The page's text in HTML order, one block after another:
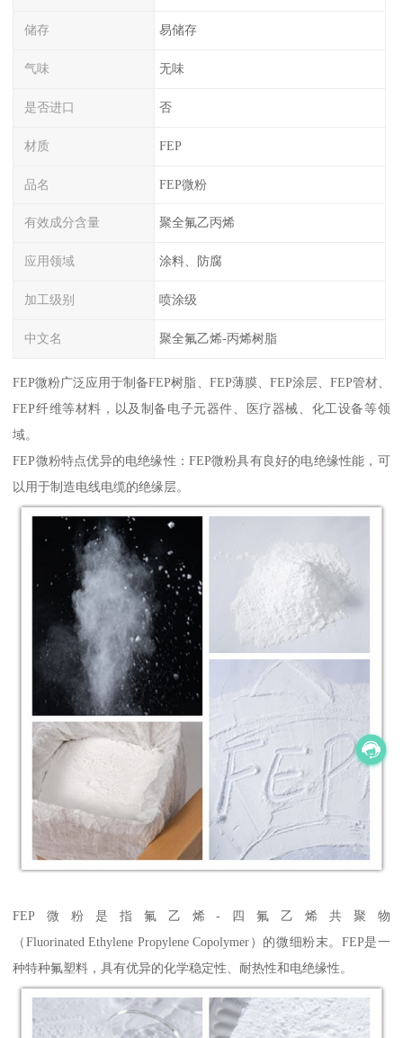
储存 易储存
气味 无味
是否进口 否
材质 FEP
品名 FEP微粉
有效成分含量 聚全氟乙丙烯
应用领域 涂料、防腐
加工级别 喷涂级
中文名 聚全氟乙烯-丙烯树脂
FEP微粉广泛应用于制备FEP树脂、FEP薄膜、FEP涂层、FEP管材、
FEP纤维等材料，以及制备电子元器件、医疗器械、化工设备等领
域。
FEP微粉特点优异的电绝缘性：FEP微粉具有良好的电绝缘性能，可
以用于制造电线电缆的绝缘层。
FEP微粉是指氟乙烯-四氟乙烯共聚物
（Fluorinated Ethylene Propylene Copolymer）的微细粉末。FEP是一
种特种氟塑料，具有优异的化学稳定性、耐热性和电绝缘性。